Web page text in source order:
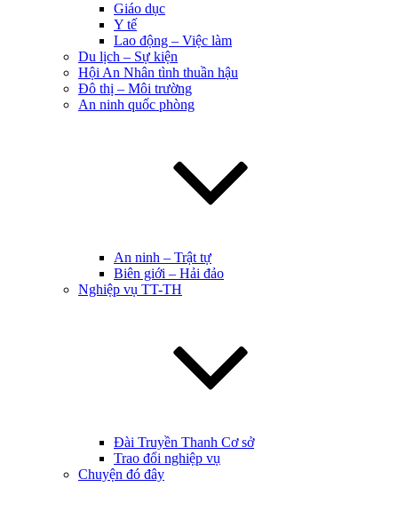
Giáo dục
Y tế
Lao động – Việc làm
Du lịch – Sự kiện
Hội An Nhân tình thuần hậu
Đô thị – Môi trường
An ninh quốc phòng
An ninh – Trật tự
Biên giới – Hải đảo
Nghiệp vụ TT-TH
Đài Truyền Thanh Cơ sở
Trao đổi nghiệp vụ
Chuyện đó đây